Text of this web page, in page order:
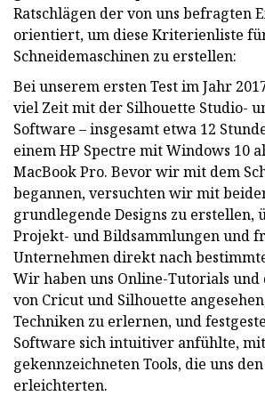
Ratschlägen der von uns befragten
orientiert, um diese Kriterienliste
Schneidemaschinen zu erstellen:
Bei unserem ersten Test im Jahr
viel Zeit mit der Silhouette Studio-
Software – insgesamt etwa 12
einem HP Spectre mit Windows 10
MacBook Pro. Bevor wir mit dem
begannen, versuchten wir mit
grundlegende Designs zu
Projekt- und Bildsammlungen und
Unternehmen direkt nach
Wir haben uns Online-Tutorials
von Cricut und Silhouette
Techniken zu erlernen, und
Software sich intuitiver anfühlte,
gekennzeichneten Tools, die uns
erleichterten.